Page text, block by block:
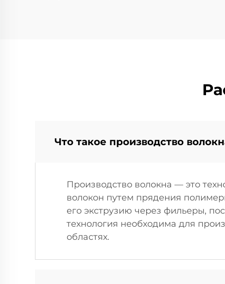
Что такое производство
Производство волокна — это
волокон путем прядения
его экструзию через фильеры,
технология необходима для
областях.